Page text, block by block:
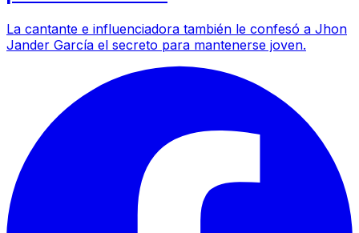
La cantante e influenciadora también le confesó a Jhon
Jander García el secreto para mantenerse joven.